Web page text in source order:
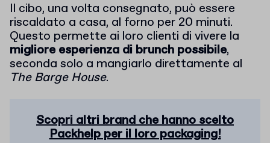
Il cibo, una volta consegnato, può essere
riscaldato a casa, al forno per 20 minuti.
Questo permette ai loro clienti di vivere la
migliore esperienza di brunch possibile,
seconda solo a mangiarlo direttamente al
The Barge House.
Scopri altri brand che hanno scelto
Packhelp per il loro packaging!